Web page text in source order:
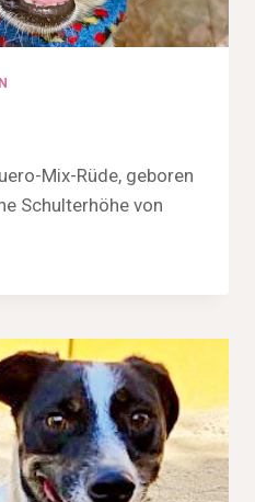
Mix-Rüde, geboren
Schulterhöhe von